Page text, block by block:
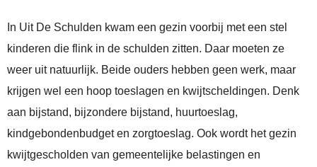
In Uit De Schulden kwam een gezin voorbij met een stel
kinderen die flink in de schulden zitten. Daar moeten ze
weer uit natuurlijk. Beide ouders hebben geen werk, maar
krijgen wel een hoop toeslagen en kwijtscheldingen. Denk
aan bijstand, bijzondere bijstand, huurtoeslag,
kindgebondenbudget en zorgtoeslag. Ook wordt het gezin
kwijtgescholden van gemeentelijke belastingen en